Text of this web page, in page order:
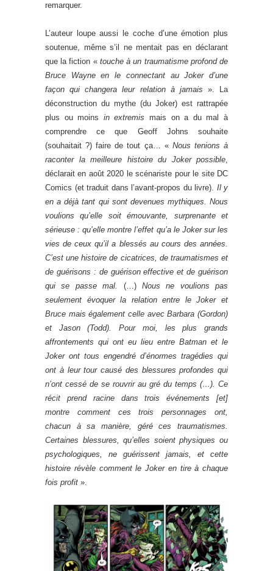
remarquer.
L’auteur loupe aussi le coche d’une émotion plus
soutenue, même s’il ne mentait pas en déclarant
que la fiction « touche à un traumatisme profond de
Bruce Wayne en le connectant au Joker d’une
façon qui changera leur relation à jamais ». La
déconstruction du mythe (du Joker) est rattrapée
plus ou moins in extremis mais on a du mal à
comprendre ce que Geoff Johns souhaite
(souhaitait ?) faire de tout ça… « Nous tenions à
raconter la meilleure histoire du Joker possible,
déclarait en août 2020 le scénariste pour le site DC
Comics (et traduit dans l’avant-propos du livre). Il y
en a déjà tant qui sont devenues mythiques. Nous
voulions qu’elle soit émouvante, surprenante et
sérieuse : qu’elle montre l’effet qu’a le Joker sur les
vies de ceux qu’il a blessés au cours des années.
C’est une histoire de cicatrices, de traumatismes et
de guérisons : de guérison effective et de guérison
qui se passe mal.
(…) Nous ne voulions pas
seulement évoquer la relation entre le Joker et
Bruce mais également celle avec Barbara (Gordon)
et Jason (Todd). Pour moi, les plus grands
affrontements qui ont eu lieu entre Batman et le
Joker ont tous engendré d’énormes tragédies qui
ont à leur tour causé des blessures profondes qui
n’ont cessé de se rouvrir au gré du temps (…). Ce
récit prend racine dans trois événements [et]
montre comment ces trois personnages ont,
chacun à sa manière, géré ces traumatismes.
Certaines blessures, qu’elles soient physiques ou
psychologiques, ne guérissent jamais, et cette
histoire révèle comment le Joker en tire à chaque
fois profit ».